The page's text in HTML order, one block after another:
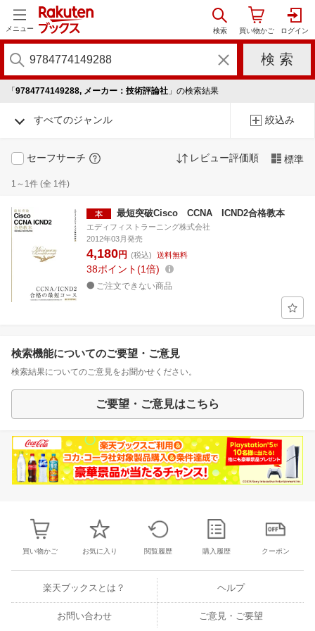
メニュー
「 9784774149288, メーカー：技術評論社 」の検索結果
すべてのジャンル 絞込み
セーフサーチ レビュー評価順 標準
1～1件 (全 1件)
最短突破Cisco CCNA ICND2合格教本
エディフィストラーニング株式会社
2012年03月発売
4,180円 (税込) 送料無料
38ポイント 1倍
ご注文できない商品
検索機能についてのご要望・ご意見
検索結果についてのご意見をお聞かせください。
ご要望・ご意見はこちら
買い物かご お気に入り 閲覧履歴 購入履歴 クーポン
楽天ブックスとは？ ヘルプ
お問い合わせ ご意見・ご要望